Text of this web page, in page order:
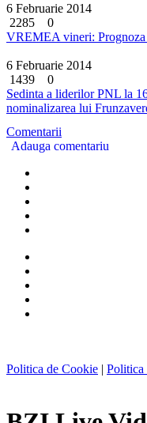
6 Februarie 2014
2285
0
VREMEA vineri: Prognoza
6 Februarie 2014
1439
0
Sedinta a liderilor PNL la
nominalizarea lui
Comentarii
Adauga comentariu
Politica de Cookie | Politica